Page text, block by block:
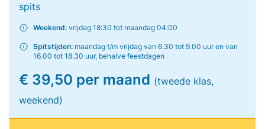
spits
Weekend: vrijdag 18:30 tot maandag 04:00
Spitstijden: maandag t/m vrijdag van 6.30 tot 9.00 uur en van
16.00 tot 18.30 uur, behalve feestdagen
€ 39,50 per maand (tweede klas,
weekend)